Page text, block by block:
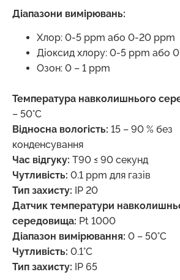
Діапазони вимірювань:
Хлор: 0-5 ppm або 0-20 ppm
Діоксид хлору: 0-5 ppm або
Озон: 0 – 1 ppm
Температура навколишнього
– 50°C
Відносна вологість: 15 – 90 % без
конденсування
Час відгуку: T90 ≤ 90 секунд
Чутливість: 0.1 ppm для газів
Тип захисту: IP 20
Датчик температури
середовища: Pt 1000
Діапазон вимірювання: 0 – 50°C
Чутливість: 0.1°C
Тип захисту: IP 65